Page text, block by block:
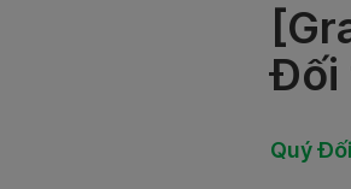
Đối
Quý